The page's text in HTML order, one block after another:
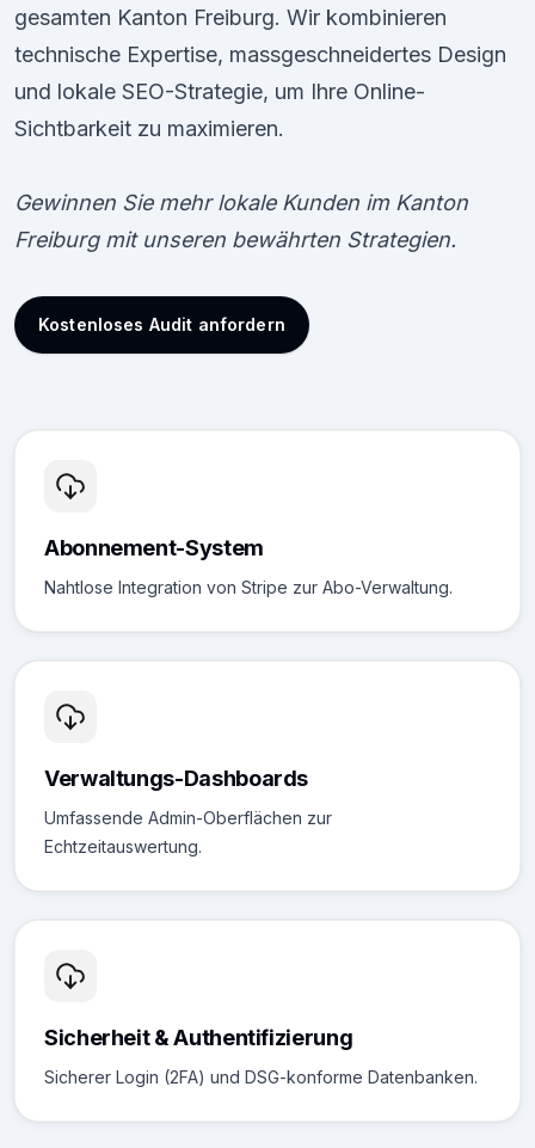
gesamten Kanton Freiburg. Wir kombinieren
technische Expertise, massgeschneidertes Design
und lokale SEO-Strategie, um Ihre Online-
Sichtbarkeit zu maximieren.
Gewinnen Sie mehr lokale Kunden im Kanton
Freiburg mit unseren bewährten Strategien.
Kostenloses Audit anfordern
Abonnement-System
Nahtlose Integration von Stripe zur Abo-Verwaltung.
Verwaltungs-Dashboards
Umfassende Admin-Oberflächen zur
Echtzeitauswertung.
Sicherheit & Authentifizierung
Sicherer Login (2FA) und DSG-konforme Datenbanken.